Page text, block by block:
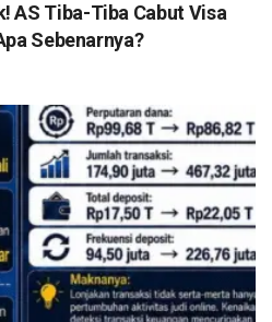
AS Tiba-Tiba Cabut Visa
Sebenarnya?